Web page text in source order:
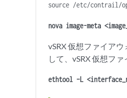
source /etc/contrail/
nova image-meta
vSRX 仮想ファイア
して、vSRX 仮想フ
ethtool –L